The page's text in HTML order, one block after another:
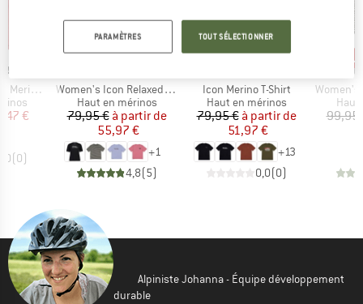
T-Shirt
réduit
€
(0)
Article
Women's Icon Relaxed Tee
Product group
Haut en mérinos
Prix
79,95 € Prix réduit
à partir de
55,97 €
+1
4,8(5)
Remise
Jusqu'à -30 %
Article
Icon Merino T-Shirt
Product group
Haut en mérinos
Prix
79,95 € Prix réduit
à partir de
51,97 €
+13
0,0(0)
Jusqu'à -35 %
Article
Women's Icon
Haut
99,95
Alpiniste Johanna - Équipe développement
durable
PARAMÈTRES TOUT SÉLECTIONNER